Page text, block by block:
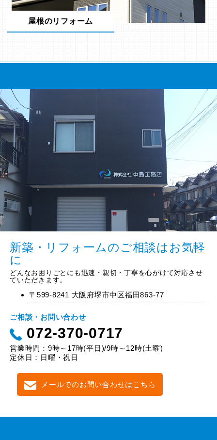
屋根のリフォーム
新築・リフォームのご相談はお気軽
に
どんなお困りごとにも迅速・親切・丁寧を心がけて対応させ
ていただきます。
〒599-8241 大阪府堺市中区福田863-77
ご相談・お問い合わせ
072-370-0717
営業時間：9時～17時(平日)/9時～12時(土曜)
定休日：日曜・祝日
メールでのお問い合わせはこちら